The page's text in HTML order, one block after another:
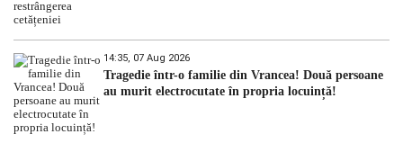
14:35, 07 Aug 2026
Tragedie într-o familie din Vrancea! Două persoane
au murit electrocutate în propria locuință!